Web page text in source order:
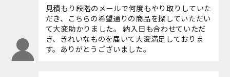
見積もり段階のメールで何度もやり取りしていた
だき、こちらの希望通りの商品を探していただい
て大変助かりました。 納入日も合わせていただ
き、きれいなものを届いて大変満足しておりま
す。ありがとうございました。